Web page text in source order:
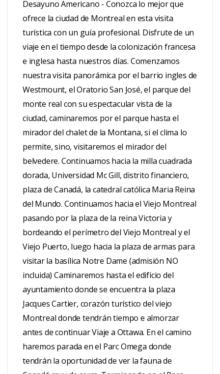
Desayuno Americano - Conozca lo mejor que
ofrece la ciudad de Montreal en esta visita
turística con un guía profesional. Disfrute de un
viaje en el tiempo desde la colonización francesa
e inglesa hasta nuestros días. Comenzamos
nuestra visita panorámica por el barrio ingles de
Westmount, el Oratorio San José, el parque del
monte real con su espectacular vista de la
ciudad, caminaremos por el parque hasta el
mirador del chalet de la Montana, si el clima lo
permite, sino, visitaremos el mirador del
belvedere. Continuamos hacia la milla cuadrada
dorada, Universidad Mc Gill, distrito financiero,
plaza de Canadá, la catedral católica Maria Reina
del Mundo. Continuamos hacia el Viejo Montreal
pasando por la plaza de la reina Victoria y
bordeando el perímetro del Viejo Montreal y el
Viejo Puerto, luego hacia la plaza de armas para
visitar la basílica Notre Dame (admisión NO
incluida) Caminaremos hasta el edificio del
ayuntamiento donde se encuentra la plaza
Jacques Cartier, corazón turístico del viejo
Montreal donde tendrán tiempo e almorzar
antes de continuar Viaje a Ottawa. En el camino
haremos parada en el Parc Omega donde
tendrán la oportunidad de ver la fauna de